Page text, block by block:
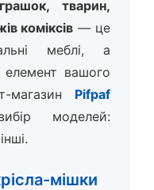
тварин,
коміксів — це
меблі, а
вашого
магазин Pifpaf
моделей:
мішки